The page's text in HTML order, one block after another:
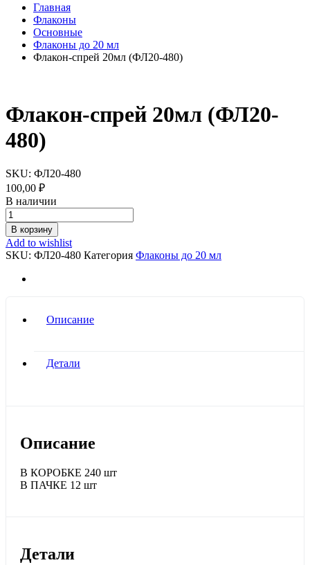
Главная
Флаконы
Основные
Флаконы до 20 мл
Флакон-спрей 20мл (ФЛ20-480)
Флакон-спрей 20мл (ФЛ20-
480)
SKU: ФЛ20-480
100,00 ₽
В наличии
Флакон-
спрей
20мл
(ФЛ20-
480)
quantity
В корзину
Add to wishlist
SKU: ФЛ20-480 Категория Флаконы до 20 мл
Описание
Детали
Описание
В КОРОБКЕ 240 шт
В ПАЧКЕ 12 шт
Детали